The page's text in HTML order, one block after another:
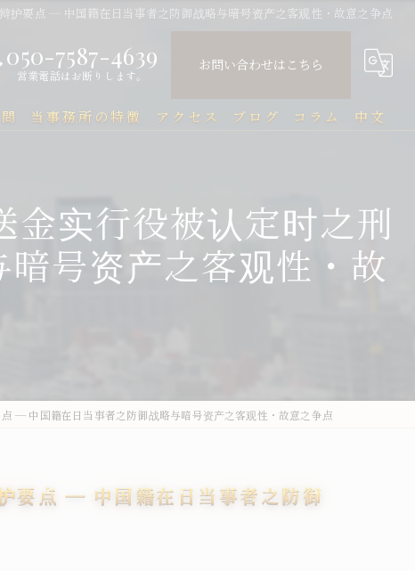
要点 ― 中国籍在日当事者之防御战略与暗号资产之客观性・故意之争点
050-7587-4639
営業電話はお断りします。
お問い合わせはこちら
当事務所の特徴
民事
刑事
外国人刑事・在留Q&A
オーバーステイ（不法残留）
アクセス ブログ コラム 中文
金实行役被认定时之刑
号资产之客观性・故
― 中国籍在日当事者之防御战略与暗号资产之客观性・故意之争点
要点 ― 中国籍在日当事者之防御